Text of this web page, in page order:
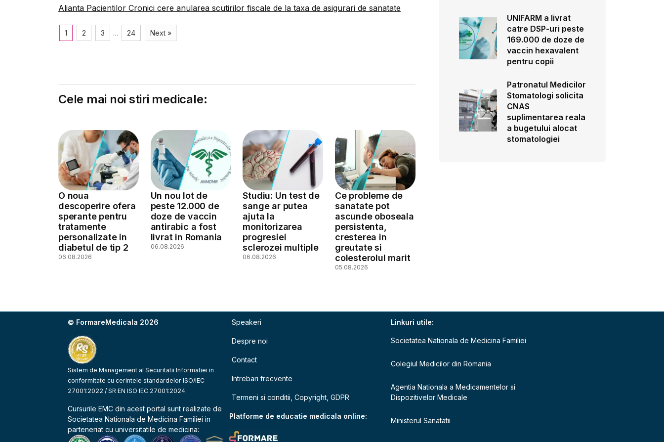
Alianta Pacientilor Cronici cere anularea scutirilor fiscale de la taxa de asigurari de sanatate
1 2 3 … 24 Next »
Cele mai noi stiri medicale:
O noua
descoperire ofera
sperante pentru
tratamente
personalizate in
diabetul de tip 2
06.08.2026
Un nou lot de
peste 12.000 de
doze de vaccin
antirabic a fost
livrat in Romania
06.08.2026
Studiu: Un test de
sange ar putea
ajuta la
monitorizarea
progresiei
sclerozei multiple
06.08.2026
Ce probleme de
sanatate pot
ascunde oboseala
persistenta,
cresterea in
greutate si
colesterolul marit
05.08.2026
UNIFARM a livrat
catre DSP-uri peste
169.000 de doze de
vaccin hexavalent
pentru copii
Patronatul Medicilor
Stomatologi solicita
CNAS
suplimentarea reala
a bugetului alocat
stomatologiei
© FormareMedicala 2026
Sistem de Management al Securitatii Informatiei in
conformitate cu cerintele standardelor ISO/IEC
27001:2022 / SR EN ISO IEC 27001:2024
Cursurile EMC din acest portal sunt realizate de
Societatea Nationala de Medicina Familiei in
parteneriat cu universitatile de medicina:
Speakeri
Despre noi
Contact
Intrebari frecvente
Termeni si conditii, Copyright, GDPR
Platforme de educatie medicala online:
Linkuri utile:
Societatea Nationala de Medicina Familiei
Colegiul Medicilor din Romania
Agentia Nationala a Medicamentelor si
Dispozitivelor Medicale
Ministerul Sanatatii